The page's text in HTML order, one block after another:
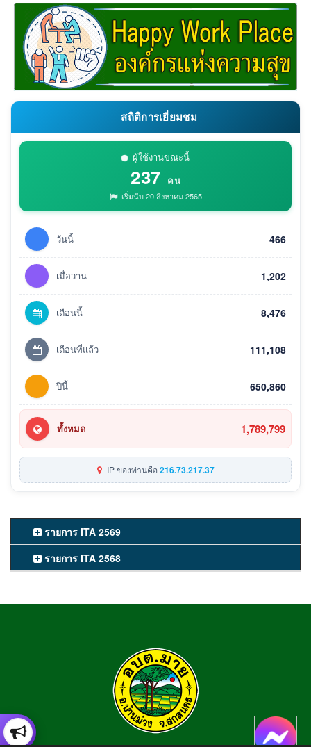
สถิติการเยี่ยมชม
ผู้ใช้งานขณะนี้
237 คน
เริ่มนับ 20 สิงหาคม 2565
วันนี้ 466
เมื่อวาน 1,202
เดือนนี้ 8,476
เดือนที่แล้ว 111,108
ปีนี้ 650,860
ทั้งหมด 1,789,799
IP ของท่านคือ216.73.217.37
รายการ ITA 2569
รายการ ITA 2568